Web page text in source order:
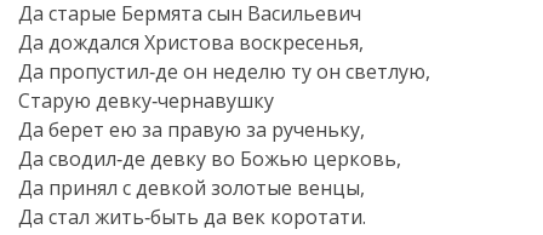
Да старые Бермята сын Васильевич
Да дождался Христова воскресенья,
Да пропустил‑де он неделю ту он светлую,
Старую девку‑чернавушку
Да берет ею за правую за рученьку,
Да сводил‑де девку во Божью церковь,
Да принял с девкой золотые венцы,
Да стал жить‑быть да век коротати.